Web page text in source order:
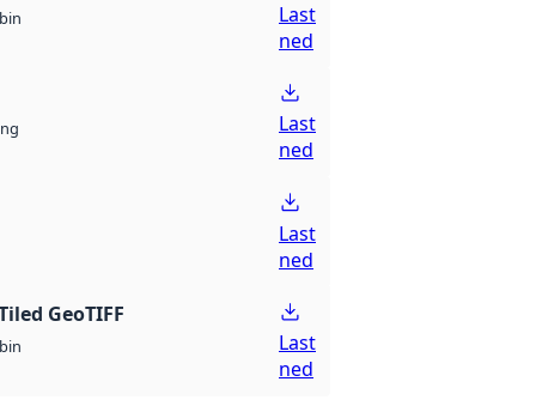
bin
Last
ned
Last
ned
Last
ned
GeoTIFF
bin
Last
ned